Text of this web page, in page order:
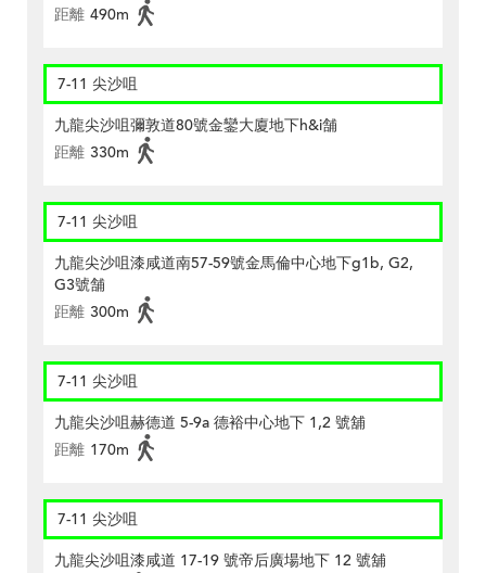
距離 490m
7-11 尖沙咀
九龍尖沙咀彌敦道80號金鑾大廈地下h&i舗
距離 330m
7-11 尖沙咀
九龍尖沙咀漆咸道南57-59號金馬倫中心地下g1b, G2,
G3號舗
距離 300m
7-11 尖沙咀
九龍尖沙咀赫德道 5-9a 德裕中心地下 1,2 號舖
距離 170m
7-11 尖沙咀
九龍尖沙咀漆咸道 17-19 號帝后廣場地下 12 號舖